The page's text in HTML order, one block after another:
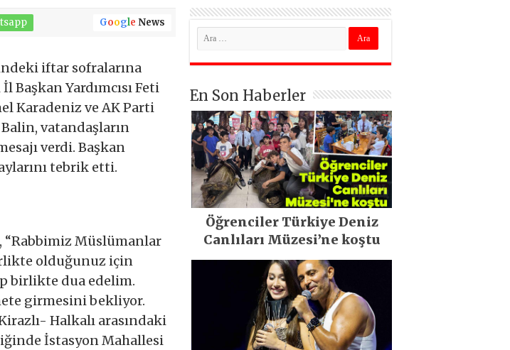
Google News
iftar sofralarına
Yardımcısı Feti
Karadeniz ve AK Parti
vatandaşların
verdi. Başkan
tebrik etti.
“Rabbimiz Müslümanlar
olduğunuz için
birlikte dua edelim.
girmesini bekliyor.
Halkalı arasındaki
İstasyon Mahallesi
En Son Haberler
Öğrenciler Türkiye Deniz
Canlıları Müzesi’ne koştu